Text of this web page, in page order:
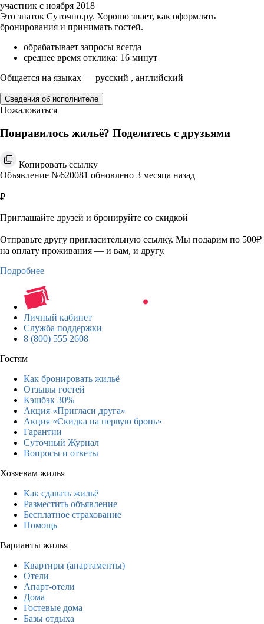
участник с ноября 2018
Это знаток Суточно.ру. Хорошо знает, как оформлять
бронирования и принимать гостей.
обрабатывает запросы всегда
среднее время отклика: 16 минут
Общается на языках — русский , английский
Сведения об исполнителе
Пожаловаться
Понравилось жильё? Поделитесь с друзьями
Копировать ссылку
Объявление №620081 обновлено 3 месяца назад
₽
Приглашайте друзей и бронируйте со скидкой
Отправьте другу пригласительную ссылку. Мы подарим по 500₽
на оплату проживания — и вам, и другу.
Подробнее
Личный кабинет
Служба поддержки
8 (800) 555 2608
Гостям
Как бронировать жильё
Отзывы гостей
Кэшбэк 30%
Акция «Пригласи друга»
Акция «Скидка на первую бронь»
Гарантии
Суточный Журнал
Вопросы и ответы
Хозяевам жилья
Как сдавать жильё
Разместить объявление
Бесплатное страхование
Помощь
Варианты жилья
Квартиры (апартаменты)
Отели
Апарт-отели
Дома
Гостевые дома
Базы отдыха